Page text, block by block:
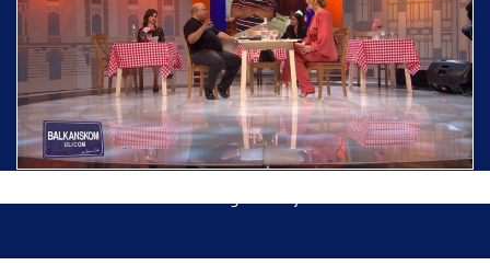
Ispraćaj Pojasa Presvete Bogorodice danas iz
Hrama Svetog Save